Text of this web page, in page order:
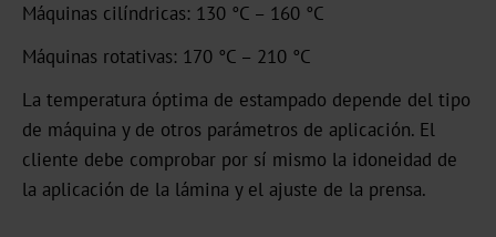
MX-
PRO
GDN
Versatile
Graphical
Máquinas cilíndricas: 130 °C – 160 °C
Máquinas rotativas: 170 °C – 210 °C
La temperatura óptima de estampado depende del tipo
de máquina y de otros parámetros de aplicación. El
cliente debe comprobar por sí mismo la idoneidad de
la aplicación de la lámina y el ajuste de la prensa.